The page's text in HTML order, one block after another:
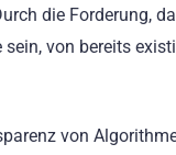
die Forderung,
von bereits
von